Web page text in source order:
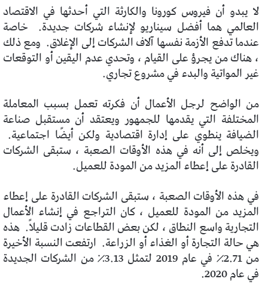
لا يبدو أن فيروس كورونا والكارثة التي أحدثها في الاقتصاد
العالمي هما أفضل سيناريو لإنشاء شركات جديدة. خاصة
عندما تدفع الأزمة نفسها آلاف الشركات إلى الإغلاق. ومع ذلك
، هناك من يجرؤ على القيام ، وتحدي عدم اليقين أو التوقعات
غير المواتية والبدء في مشروع تجاري.
من الواضح لرجل الأعمال أن فكرته تعمل بسبب المعاملة
المختلفة التي يقدمها للجمهور ويعتقد أن مستقبل صناعة
الضيافة ينطوي على إدارة اقتصادية ولكن أيضًا اجتماعية.
ويخلص إلى أنه في هذه الأوقات الصعبة ، ستبقى الشركات
القادرة على إعطاء المزيد من المودة للعميل.
في هذه الأوقات الصعبة ، ستبقى الشركات القادرة على إعطاء
المزيد من المودة للعميل ، كان التراجع في إنشاء الأعمال
التجارية واسع النطاق ، لكن بعض القطاعات زادت قليلاً. هذه
هي حالة التجارة أو الغذاء أو الزراعة. ارتفعت النسبة الأخيرة
من 2.71٪ في عام 2019 لتمثل 3.13٪ من الشركات الجديدة
في عام 2020.